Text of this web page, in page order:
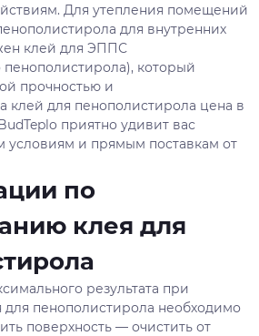
Для утепления помещений
для внутренних
клей для ЭППС
пенополистирола), который
прочностью и
клей для пенополистирола цена в
приятно удивит вас
условиям и прямым поставкам от
по
клея для
результата при
для пенополистирола необходимо
поверхность — очистить от